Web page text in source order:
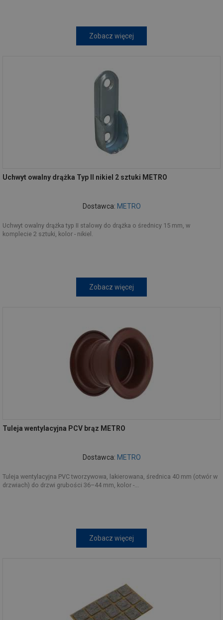
Zobacz więcej
Uchwyt owalny drążka Typ II nikiel 2 sztuki METRO
Dostawca: METRO
Uchwyt owalny drążka typ II stalowy do drążka o średnicy 15 mm, w
komplecie 2 sztuki, kolor - nikiel.
Zobacz więcej
Tuleja wentylacyjna PCV brąz METRO
Dostawca: METRO
Tuleja wentylacyjna PVC tworzywowa, lakierowana, średnica 40 mm (otwór w
drzwiach) do drzwi grubości 36–44 mm, kolor -...
Zobacz więcej